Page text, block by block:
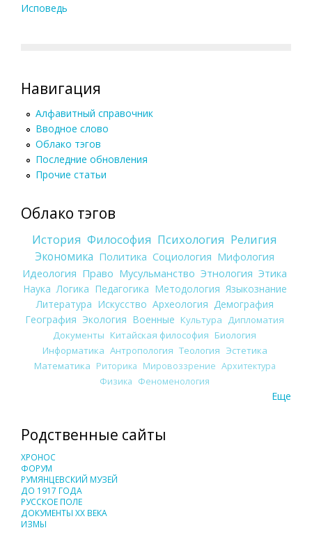
Исповедь
Навигация
Алфавитный справочник
Вводное слово
Облако тэгов
Последние обновления
Прочие статьи
Облако тэгов
История Философия Психология Религия
Экономика Политика Социология Мифология
Идеология Право Мусульманство Этнология Этика
Наука Логика Педагогика Методология Языкознание
Литература Искусство Археология Демография
География Экология Военные Культура
Дипломатия
Документы Китайская философия Биология
Информатика Антропология Теология Эстетика
Математика Риторика Мировоззрение Архитектура
Физика Феноменология
Еще
Родственные сайты
ХРОНОС
ФОРУМ
РУМЯНЦЕВСКИЙ МУЗЕЙ
ДО 1917 ГОДА
РУССКОЕ ПОЛЕ
ДОКУМЕНТЫ XX ВЕКА
ИЗМЫ